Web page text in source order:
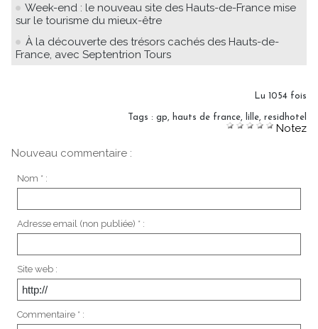
Week-end : le nouveau site des Hauts-de-France mise
sur le tourisme du mieux-être
À la découverte des trésors cachés des Hauts-de-
France, avec Septentrion Tours
Lu 1054 fois
Tags : gp, hauts de france, lille, residhotel
Notez
Nouveau commentaire :
Nom * :
Adresse email (non publiée) * :
Site web :
Commentaire * :